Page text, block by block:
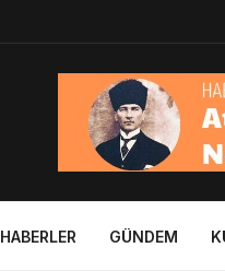
HABERLER GÜNDEM